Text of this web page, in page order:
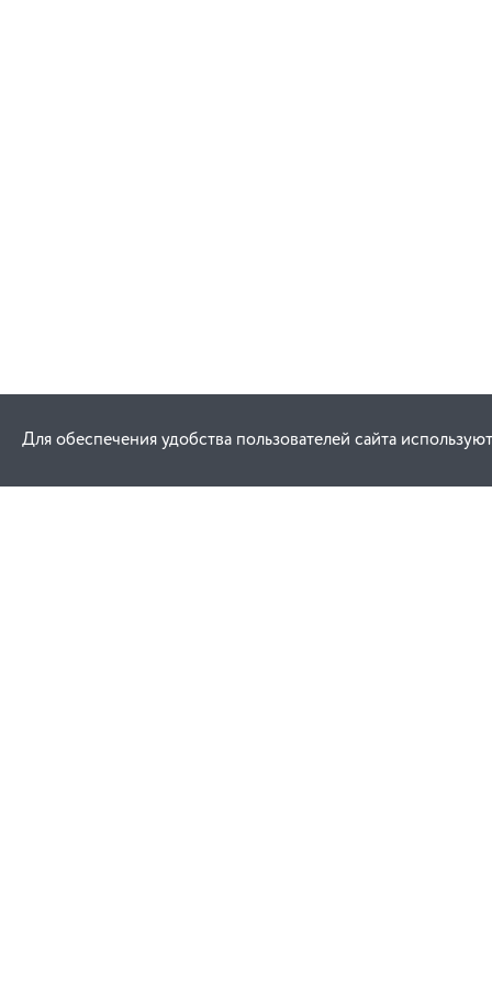
Для обеспечения удобства пользователей сайта